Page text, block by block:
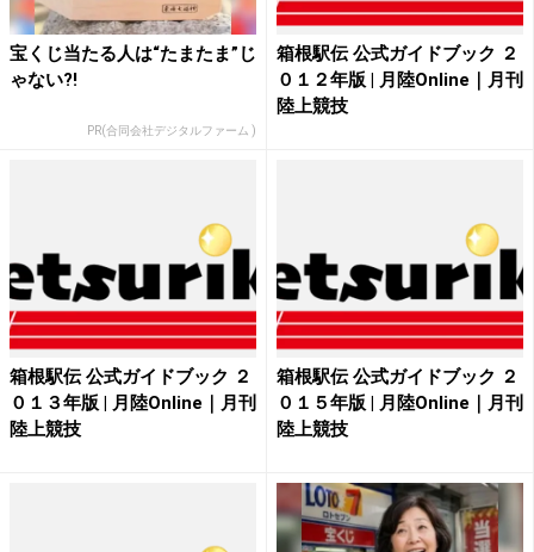
宝くじ当たる人は“たまたま”じ
ゃない?!
PR(合同会社デジタルファーム )
箱根駅伝 公式ガイドブック ２
０１２年版 | 月陸Online｜月刊
陸上競技
箱根駅伝 公式ガイドブック ２
０１３年版 | 月陸Online｜月刊
陸上競技
箱根駅伝 公式ガイドブック ２
０１５年版 | 月陸Online｜月刊
陸上競技